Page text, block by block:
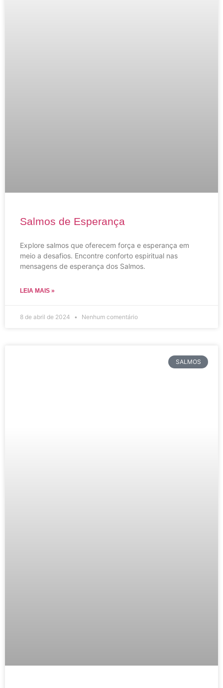
Salmos de Esperança
Explore salmos que oferecem força e esperança em
meio a desafios. Encontre conforto espiritual nas
mensagens de esperança dos Salmos.
LEIA MAIS »
8 de abril de 2024 Nenhum comentário
SALMOS